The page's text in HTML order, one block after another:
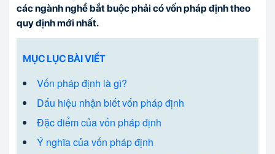
các ngành nghề bắt buộc phải có vốn pháp định theo
quy định mới nhất.
MỤC LỤC BÀI VIẾT
Vốn pháp định là gì?
Dấu hiệu nhận biết vốn pháp định
Đặc điểm của vốn pháp định
Ý nghĩa của vốn pháp định